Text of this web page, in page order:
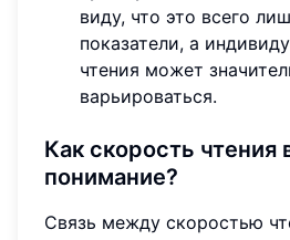
виду, что это всего
показатели, а
чтения может
варьироваться.
Как скорость чтения
понимание?
Связь между скоростью